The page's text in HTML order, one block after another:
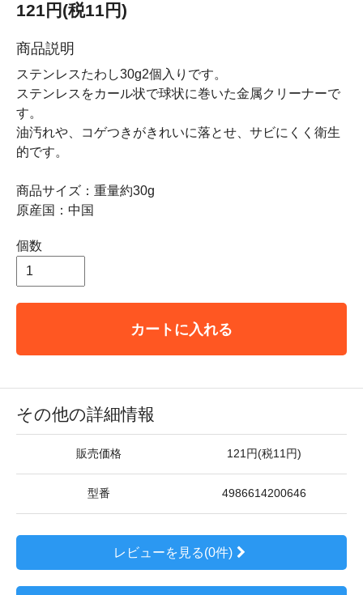
121円(税11円)
商品説明
ステンレスたわし30g2個入りです。
ステンレスをカール状で球状に巻いた金属クリーナーで
す。
油汚れや、コゲつきがきれいに落とせ、サビにくく衛生
的です。
商品サイズ：重量約30g
原産国：中国
個数
カートに入れる
その他の詳細情報
販売価格 121円(税11円)
型番 4986614200646
レビューを見る(0件)